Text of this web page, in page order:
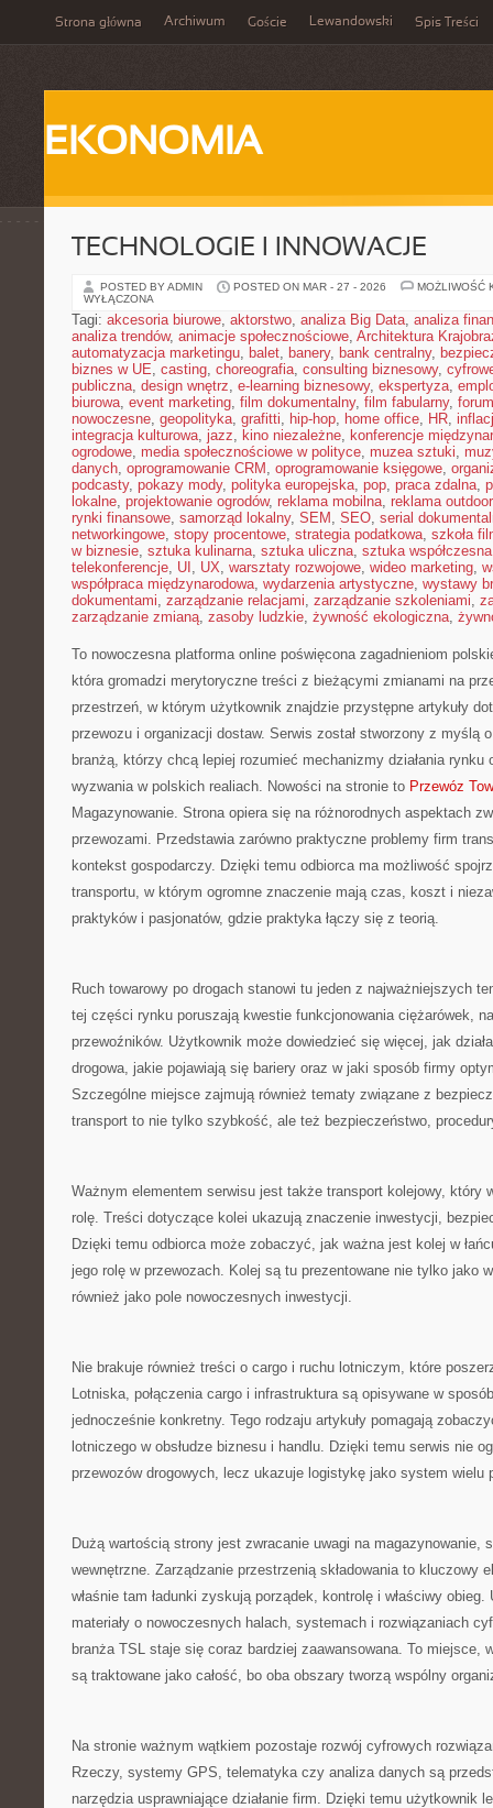
Strona główna Archiwum Goście Lewandowski Spis Treści
EKONOMIA
TECHNOLOGIE I INNOWACJE
POSTED BY ADMIN POSTED ON MAR - 27 - 2026
MOŻLIWOŚĆ
WYŁĄCZONA
Tagi: akcesoria biurowe, aktorstwo, analiza Big Data, analiza
analiza trendów, animacje społecznościowe, Architektura
automatyzacja marketingu, balet, banery, bank centralny,
biznes w UE, casting, choreografia, consulting biznesowy,
publiczna, design wnętrz, e-learning biznesowy, ekspertyza,
biurowa, event marketing, film dokumentalny, film fabularny,
nowoczesne, geopolityka, grafitti, hip-hop, home office, HR,
integracja kulturowa, jazz, kino niezależne, konferencje
ogrodowe, media społecznościowe w polityce, muzea sztuki,
danych, oprogramowanie CRM , oprogramowanie księgowe,
podcasty, pokazy mody, polityka europejska, pop, praca zdalna,
lokalne, projektowanie ogrodów, reklama mobilna, reklama outdoor
rynki finansowe, samorząd lokalny, SEM , SEO, serial
networkingowe, stopy procentowe, strategia podatkowa, szkoła
w biznesie, sztuka kulinarna, sztuka uliczna, sztuka współczesna
telekonferencje, UI , UX, warsztaty rozwojowe, wideo marketing,
współpraca międzynarodowa, wydarzenia artystyczne, wystawy
dokumentami, zarządzanie relacjami, zarządzanie szkoleniami,
zarządzanie zmianą, zasoby ludzkie, żywność ekologiczna,
To nowoczesna platforma online poświęcona zagadnieniom
która gromadzi merytoryczne treści z bieżącymi zmianami na
przestrzeń, w którym użytkownik znajdzie przystępne artykuły
przewozu i organizacji dostaw. Serwis został stworzony z myślą
branżą, którzy chcą lepiej rozumieć mechanizmy działania rynku
wyzwania w polskich realiach. Nowości na stronie to Przewóz
Magazynowanie. Strona opiera się na różnorodnych aspektach
przewozami. Przedstawia zarówno praktyczne problemy firm
kontekst gospodarczy. Dzięki temu odbiorca ma możliwość
transportu, w którym ogromne znaczenie mają czas, koszt i
praktyków i pasjonatów, gdzie praktyka łączy się z teorią.
Ruch towarowy po drogach stanowi tu jeden z najważniejszych
tej części rynku poruszają kwestie funkcjonowania ciężarówek,
przewoźników. Użytkownik może dowiedzieć się więcej, jak
drogowa, jakie pojawiają się bariery oraz w jaki sposób firmy
Szczególne miejsce zajmują również tematy związane z
transport to nie tylko szybkość, ale też bezpieczeństwo,
Ważnym elementem serwisu jest także transport kolejowy, który
rolę. Treści dotyczące kolei ukazują znaczenie inwestycji,
Dzięki temu odbiorca może zobaczyć, jak ważna jest kolej w
jego rolę w przewozach. Kolej są tu prezentowane nie tylko jako
również jako pole nowoczesnych inwestycji.
Nie brakuje również treści o cargo i ruchu lotniczym, które
Lotniska, połączenia cargo i infrastruktura są opisywane w
jednocześnie konkretny. Tego rodzaju artykuły pomagają
lotniczego w obsłudze biznesu i handlu. Dzięki temu serwis nie
przewozów drogowych, lecz ukazuje logistykę jako system wielu
Dużą wartością strony jest zwracanie uwagi na magazynowanie,
wewnętrzne. Zarządzanie przestrzenią składowania to kluczowy
właśnie tam ładunki zyskują porządek, kontrolę i właściwy
materiały o nowoczesnych halach, systemach i rozwiązaniach
branża TSL staje się coraz bardziej zaawansowana. To miejsce,
są traktowane jako całość, bo oba obszary tworzą wspólny
Na stronie ważnym wątkiem pozostaje rozwój cyfrowych
Rzeczy, systemy GPS, telematyka czy analiza danych są
narzędzia usprawniające działanie firm. Dzięki temu użytkownik